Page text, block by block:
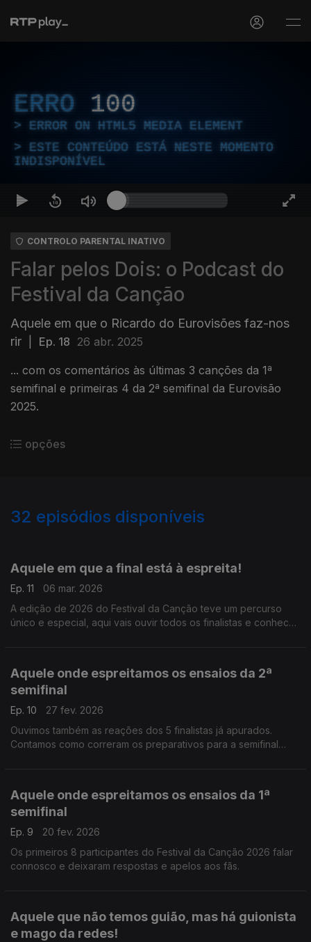
ERRO 100
ERROR ON HTML5 MEDIA ELEMENT
ESTE CONTEÚDO ESTÁ NESTE MOMENTO
INDISPONÍVEL
CONTROLO PARENTAL INATIVO
Falar pelos Dois: o Podcast do
Festival da Canção
Aquele em que o Ricardo do Eurovisões faz-nos
rir
Ep. 18 26 abr. 2025
... com os comentários às últimas 3 canções da 1ª
semifinal e primeiras 4 da 2ª semifinal da Eurovisão
2025.
opções
32 episódios disponíveis
Aquele em que a final está à espreita!
Ep. 11
06 mar. 2026
A edição de 2026 do Festival da Canção teve um percurso
único e especial, aqui vais ouvir todos os finalistas e conhecer
Aquele onde espreitamos os ensaios da 2ª
semifinal
Ep. 10
27 fev. 2026
Ouvimos também as reações dos 5 finalistas já apurados.
Contamos como correram os preparativos para a semifinal
Aquele onde espreitamos os ensaios da 1ª
semifinal
Ep. 9
20 fev. 2026
Os primeiros 8 participantes do Festival da Canção 2026 falar
connosco e deixaram respostas e apelos aos fãs.
Aquele que não temos guião, mas há guionista
e mago da redes!